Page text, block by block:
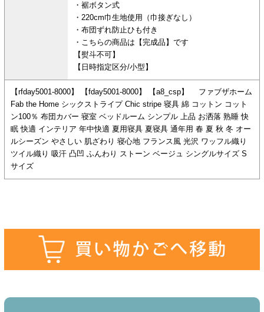
・裾ボタン式
・220cm巾生地使用（巾接ぎなし）
・布団ずれ防止ひも付き
・こちらの商品は【完成品】です
【熨斗不可】
【日時指定区分/小型】
【rfday5001-8000】 【fday5001-8000】 【a8_csp】 ファブザホーム
Fab the Home シックストライプ Chic stripe 寝具 綿 コットン コット
ン100％ 布団カバー 寝室 ベッドルーム シンプル 上品 お洒落 熟睡 快
眠 快適 インテリア 年中快適 夏用寝具 夏寝具 通年用 春 夏 秋 冬 オー
ルシーズン やさしい 肌ざわり 寝心地 フランス風 光沢 ワッフル織り
ツイル織り 吸汗 凸凹 ふんわり ストーン ベージュ シングルサイズ S
サイズ